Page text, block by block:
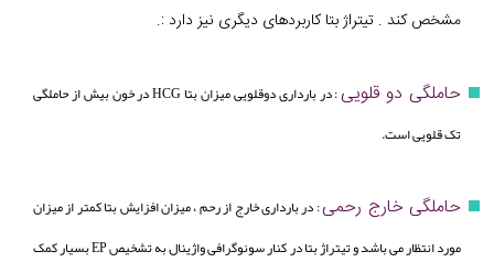
مشخص کند . تیتراژ بتا کاربردهای دیگری نیز دارد :.
حاملگی دو قلویی
: در بارداری دوقلویی میزان بتا HCG در خون بیش از حاملگی
تک قلویی است.
حاملگی خارج رحمی: در بارداری خارج از رحم ، میزان افزایش بتا کمتر از میزان
مورد انتظار می باشد و تیتراژ بتا در کنار سونوگرافی واژینال به تشخیص EP بسیار کمک